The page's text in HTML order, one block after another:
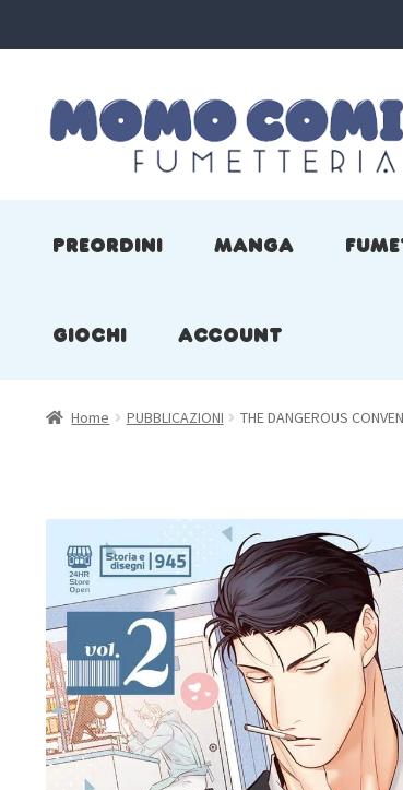
Vai
alla
Vai
al
PREORDINI MANGA
GIOCHI ACCOUNT
Home PUBBLICAZIONI THE DANGEROUS